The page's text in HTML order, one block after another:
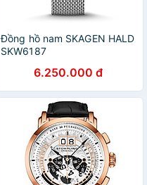
Đồng hồ nam SKAGEN HALD
SKW6187
6.250.000 đ